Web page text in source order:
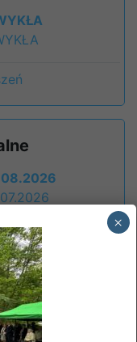
×